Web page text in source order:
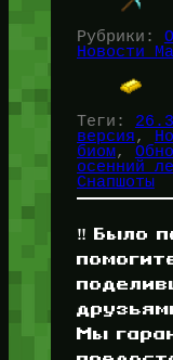
Рубрики:
Новости
Теги: 26.3
версия,
биом,
осенний
Снапшоты
‼️ Было
Мы